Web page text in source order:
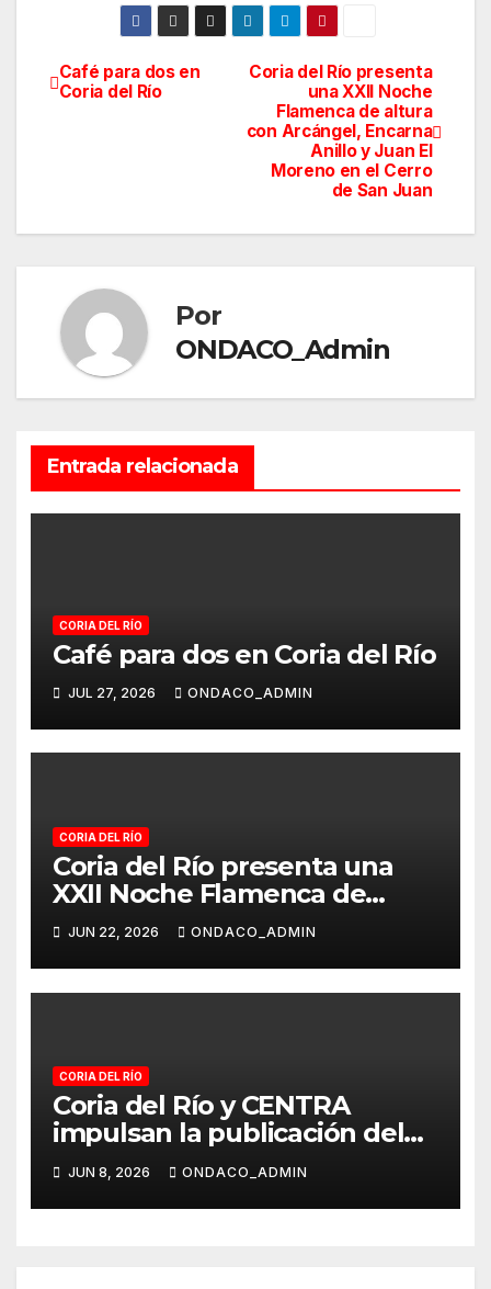
Navegación
Coria del Río presenta
una XXII Noche
Flamenca de altura
con Arcángel, Encarna
Anillo y Juan El
Moreno en el Cerro
de San Juan
Café para dos en
Coria del Río
Por
ONDACO_Admin
Entrada relacionada
CORIA DEL RÍO
Café para dos en Coria del Río
JUL 27, 2026 ONDACO_ADMIN
CORIA DEL RÍO
Coria del Río presenta una
XXII Noche Flamenca de
altura con Arcángel, Encarna
Anillo y Juan El Moreno en el
Cerro de San Juan
JUN 22, 2026 ONDACO_ADMIN
CORIA DEL RÍO
Coria del Río y CENTRA
impulsan la publicación del
libro “Martínez de León. ¡Va
por ustede!”
JUN 8, 2026 ONDACO_ADMIN